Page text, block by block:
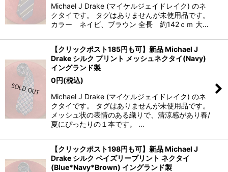
Michael J Drake (マイケルジェイドレイク) のネ
クタイです。 タグはありませんが未使用品です。
カラー ネイビ、ブラウン 全長 約142ｃｍ 大…
【クリックポスト185円も可】新品 Michael J
Drake シルク プリント メッシュネクタイ(Navy)
イングランド製
0円(税込)
Michael J Drake (マイケルジェイドレイク) のネ
クタイです。 タグはありませんが未使用品です。
メッシュ状の表情のある織りで、清涼感があり春/
夏にぴったりの１本です。 …
【クリックポスト198円も可】新品 Michael J
Drake シルク ペイズリープリント ネクタイ
(Blue*Navy*Brown) イングランド製